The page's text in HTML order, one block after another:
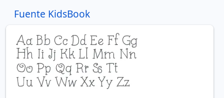
Fuente KidsBook